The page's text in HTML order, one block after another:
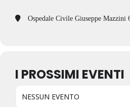
Ospedale Civile Giuseppe Mazzini
I PROSSIMI EVENTI
NESSUN EVENTO